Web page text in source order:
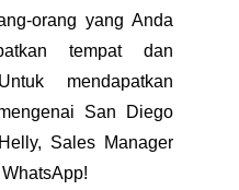
orang yang Anda
tempat dan
mendapatkan
San Diego
Sales Manager